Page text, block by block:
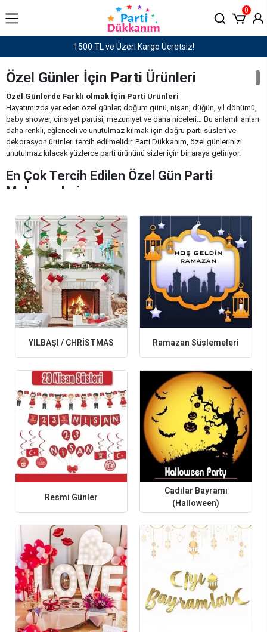
1500 TL ve Üzeri Kargo Ücretsiz!
0
Özel Günler İçin Parti Ürünleri
Özel Günlerde Farklı olmak İçin Parti Ürünleri
Hayatımızda yer eden özel günler; doğum günü, nişan, düğün, yıl dönümü,
baby shower, cinsiyet partisi, mezuniyet ve daha niceleri… Bu anlamlı anları
daha renkli, eğlenceli ve unutulmaz kılmak için doğru parti süsleri ve
dekorasyon ürünleri tercih edilmelidir. Parti Dükkanım, özel günlerinizi
unutulmaz kılacak yüzlerce parti ürününü sizler için bir araya getiriyor.
En Çok Tercih Edilen Özel Gün Parti
Malzemeleri
Balon setleri (folyo, lateks, harf ve rakam balonlar)
Afişler ve kapı süsleri
Masa örtüleri ve masa etekleri
Fotoğraf çekimi arka plan fonları
Konfeti, mum, volkan ve parti şapkaları
Organizasyon Türüne Göre Parti Ürünleri
günler için önerilen ürün grupları:
Doğum Günü Partileri:Renkli balonlar, yaş temalı afişler, konsept
masa süslemeleri
Baby Shower / Cinsiyet Partisi: “Hoş geldin” afişleri, bebek
figürlü süslemeler, mavi/pembe ürün setleri
Nişan ve Düğün:
Gold ve gümüş temalı dekorlar, zarif masa
düzenleri, şık masa örtüleri
Yılbaşı ve Sevgililer Günü:
Kırmızı-beyaz süsler, ışıklı dekorlar,
Mezuniyet ve Kurumsal Etkinlikler:Siyah-gold detaylar, rozetler,
özel yazılı afişler
Parti Ürünleri Seçerken Dikkat Edilmesi Gerekenler
Etkinliğin yapılacağı alan (kapalı/açık)
Katılımcı sayısı
Parti teması ve renk paleti
YILBAŞI / CHRİSTMAS Ramazan Süslemeleri
Resmi Günler
Cadılar Bayramı
(Halloween)